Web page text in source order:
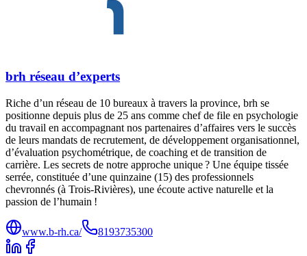
brh réseau d’experts
Riche d’un réseau de 10 bureaux à travers la province, brh se
positionne depuis plus de 25 ans comme chef de file en psychologie
du travail en accompagnant nos partenaires d’affaires vers le succès
de leurs mandats de recrutement, de développement organisationnel,
d’évaluation psychométrique, de coaching et de transition de
carrière. Les secrets de notre approche unique ? Une équipe tissée
serrée, constituée d’une quinzaine (15) des professionnels
chevronnés (à Trois-Rivières), une écoute active naturelle et la
passion de l’humain !
www.b-rh.ca/ 8193735300